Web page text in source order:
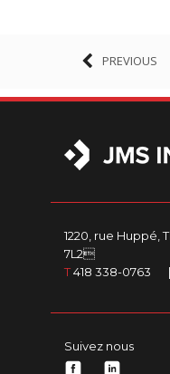
PREVIOUS
1220, rue Huppé,
7L2
T418 338-0763 |
Suivez nous